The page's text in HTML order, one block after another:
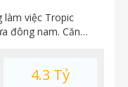
làm việc Tropic
đông nam. Căn…
4.3 Tỷ